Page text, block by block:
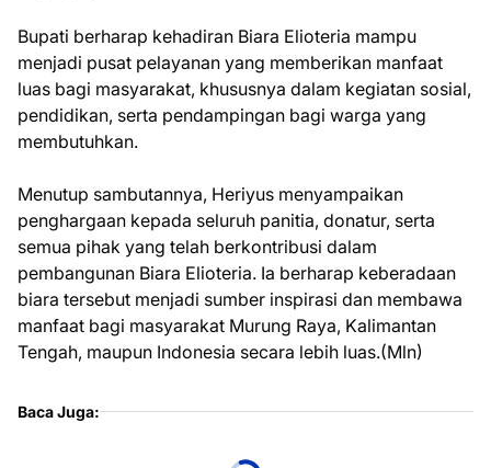
Bupati berharap kehadiran Biara Elioteria mampu
menjadi pusat pelayanan yang memberikan manfaat
luas bagi masyarakat, khususnya dalam kegiatan sosial,
pendidikan, serta pendampingan bagi warga yang
membutuhkan.
Menutup sambutannya, Heriyus menyampaikan
penghargaan kepada seluruh panitia, donatur, serta
semua pihak yang telah berkontribusi dalam
pembangunan Biara Elioteria. Ia berharap keberadaan
biara tersebut menjadi sumber inspirasi dan membawa
manfaat bagi masyarakat Murung Raya, Kalimantan
Tengah, maupun Indonesia secara lebih luas.(Mln)
Baca Juga: